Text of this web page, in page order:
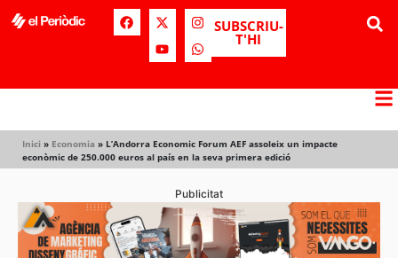
SUBSCRIU-
T'HI
Inici » Economia » L’Andorra Economic Forum AEF assoleix un impacte
econòmic de 250.000 euros al país en la seva primera edició
Publicitat